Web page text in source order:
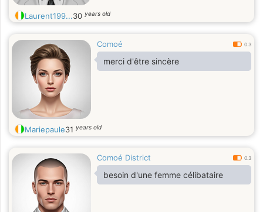
Laurent199...30 years old
Comoé 0.3
merci d'être sincère
Mariepaule31 years old
Comoé District 0.3
besoin d'une femme célibataire